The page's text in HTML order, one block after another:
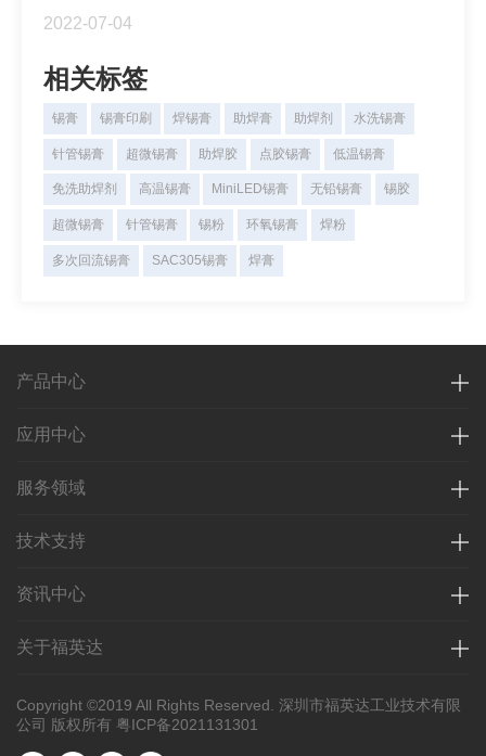
从微观结构上会看到连接处并不紧密。
2022-07-04
相关标签
锡膏 锡膏印刷 焊锡膏 助焊膏 助焊剂 水洗锡膏
针管锡膏 超微锡膏 助焊胶 点胶锡膏 低温锡膏
免洗助焊剂 高温锡膏 MiniLED锡膏 无铅锡膏 锡胶
超微锡膏 针管锡膏 锡粉 环氧锡膏 焊粉
多次回流锡膏 SAC305锡膏 焊膏
产品中心
应用中心
服务领域
技术支持
资讯中心
关于福英达
Copyright ©2019 All Rights Reserved. 深圳市福英达工业技术有限
公司 版权所有 粤ICP备2021131301